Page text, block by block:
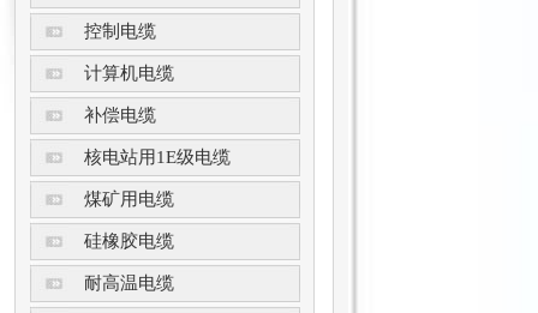
控制电缆
计算机电缆
补偿电缆
核电站用1E级电缆
煤矿用电缆
硅橡胶电缆
耐高温电缆